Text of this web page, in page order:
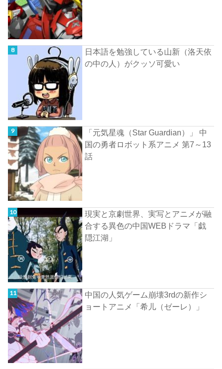
日本語を勉強している山新（洛天依
の中の人）がクッソ可愛い
「元気星魂（Star Guardian）」 中
国の勇者ロボット系アニメ 第7～13
話
現実と京劇世界、実写とアニメが融
合する異色の中国WEBドラマ「戯
隠江湖」
中国の人気ゲーム崩壊3rdの新作シ
ョートアニメ「希儿（ゼーレ）」